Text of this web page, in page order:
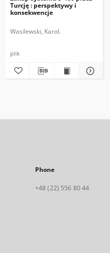
Turcję : perspektywy i
konsekwencje
Wasilewski, Karol.
plik
Phone
+48 (22) 556 80 44